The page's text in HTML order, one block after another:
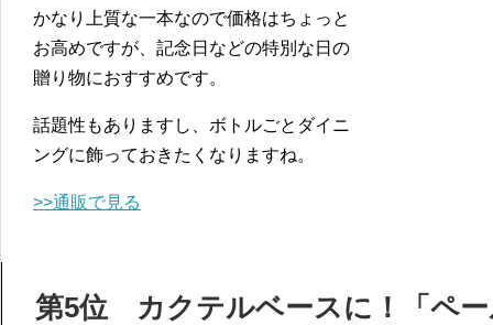
かなり上質な一本なので価格はちょっと
お高めですが、記念日などの特別な日の
贈り物におすすめです。
話題性もありますし、ボトルごとダイニ
ングに飾っておきたくなりますね。
>>通販で見る
第5位 カクテルベースに！「ペ